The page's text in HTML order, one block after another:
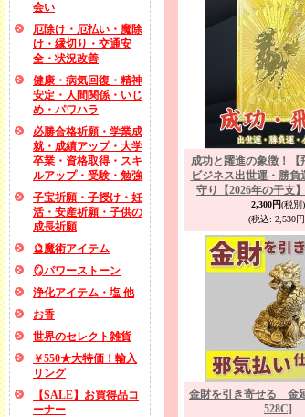
会い
厄除け・厄払い・魔除
け・縁切り・交通安
全・状況改善
健康・病気回復・精神
安定・人間関係・いじ
め・パワハラ
必勝合格祈願・学業成
就・成績アップ・大学
卒業・資格取得・スキ
ルアップ・受験・勉強
子宝祈願・子授け・妊
活・安産祈願・子供の
成長祈願
🔮魔術アイテム
🪞パワーストーン
浄化アイテム・塩 他
お香
世界のセレクト雑貨
￥550★大特価！輸入
リング
【SALE】お買得品コ
ーナー
成功と躍進の象徴！【
ビジネス出世運・勝負
守り【2026年の干支】
2,300円(税別)
(税込: 2,530
金財を引き寄せる 金
528C]